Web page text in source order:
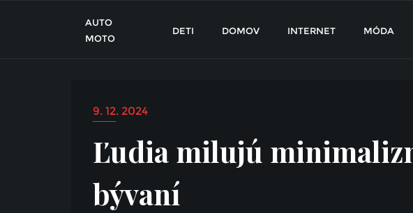
AUTO
MOTO
DETI DOMOV INTERNET MÓDA
9. 12. 2024
Ľudia milujú
bývaní